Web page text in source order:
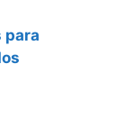
para